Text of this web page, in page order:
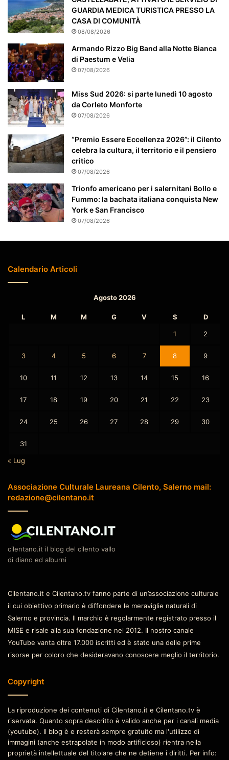
l
a
r
e
n
t
e
a
t
t
e
z
i
o
n
a
t
o
GUARDIA MEDICA TURISTICA PRESSO LA
CASA DI COMUNITÀ
08/08/2026
Armando Rizzo Big Band alla Notte Bianca
di Paestum e Velia
07/08/2026
Miss Sud 2026: si parte lunedì 10 agosto
da Corleto Monforte
07/08/2026
“Premio Essere Eccellenza 2026”: il Cilento
celebra la cultura, il territorio e il pensiero
critico
07/08/2026
Trionfo americano per i salernitani Bollo e
Fummo: la bachata italiana conquista New
York e San Francisco
07/08/2026
Calendario Articoli
Agosto 2026
L M M G V S D
1 2
3 4 5 6 7 8 9
10 11 12 13 14 15 16
17 18 19 20 21 22 23
24 25 26 27 28 29 30
31
« Lug
Associazione Culturale Laureana Cilento, Salerno mail:
redazione@cilentano.it
cilentano.it il blog del cilento vallo
di diano ed alburni
Cilentano.it e Cilentano.tv fanno parte di un’associazione culturale
il cui obiettivo primario è diffondere le meraviglie naturali di
Salerno e provincia. Il marchio è regolarmente registrato presso il
MISE e risale alla sua fondazione nel 2012. Il nostro canale
YouTube vanta oltre 17.000 iscritti ed è stato una delle prime
risorse per coloro che desideravano conoscere meglio il territorio.
Copyright
La riproduzione dei contenuti di Cilentano.it e Cilentano.tv è
riservata. Quanto sopra descritto è valido anche per i canali media
(youtube). Il blog è e resterà sempre gratuito ma l'utilizzo di
immagini (anche estrapolate in modo artificioso) rientra nella
proprietà intellettuale del titolare che ne detiene i diritti. Per info: